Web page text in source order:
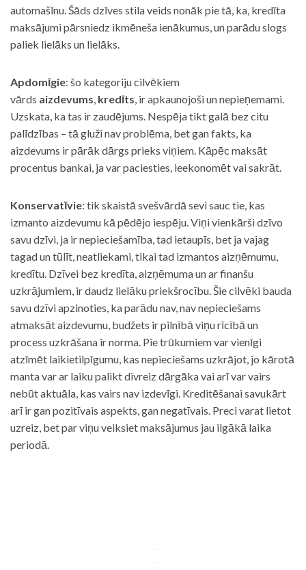
automašīnu. Šāds dzīves stila veids nonāk pie tā, ka, kredīta
maksājumi pārsniedz ikmēneša ienākumus, un parādu slogs
paliek lielāks un lielāks.
Apdomīgie: šo kategoriju cilvēkiem
vārds aizdevums, kredīts, ir apkaunojoši un nepieņemami.
Uzskata, ka tas ir zaudējums. Nespēja tikt galā bez citu
palīdzības – tā gluži nav problēma, bet gan fakts, ka
aizdevums ir pārāk dārgs prieks viņiem. Kāpēc maksāt
procentus bankai, ja var paciesties, ieekonomēt vai sakrāt.
Konservatīvie: tik skaistā svešvārdā sevi sauc tie, kas
izmanto aizdevumu kā pēdējo iespēju. Viņi vienkārši dzīvo
savu dzīvi, ja ir nepieciešamība, tad ietaupīs, bet ja vajag
tagad un tūlīt, neatliekami, tikai tad izmantos aizņēmumu,
kredītu. Dzīvei bez kredīta, aizņēmuma un ar finanšu
uzkrājumiem, ir daudz lielāku priekšrocību. Šie cilvēki bauda
savu dzīvi apzinoties, ka parādu nav, nav nepieciešams
atmaksāt aizdevumu, budžets ir pilnībā viņu rīcībā un
process uzkrāšana ir norma. Pie trūkumiem var vienīgi
atzīmēt laikietilpīgumu, kas nepieciešams uzkrājot, jo kārotā
manta var ar laiku palikt divreiz dārgāka vai arī var vairs
nebūt aktuāla, kas vairs nav izdevīgi. Kreditēšanai savukārt
arī ir gan pozitīvais aspekts, gan negatīvais. Preci varat lietot
uzreiz, bet par viņu veiksiet maksājumus jau ilgākā laika
periodā.